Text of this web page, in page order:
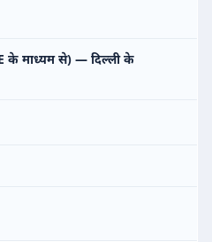
के माध्यम से) — दिल्ली के